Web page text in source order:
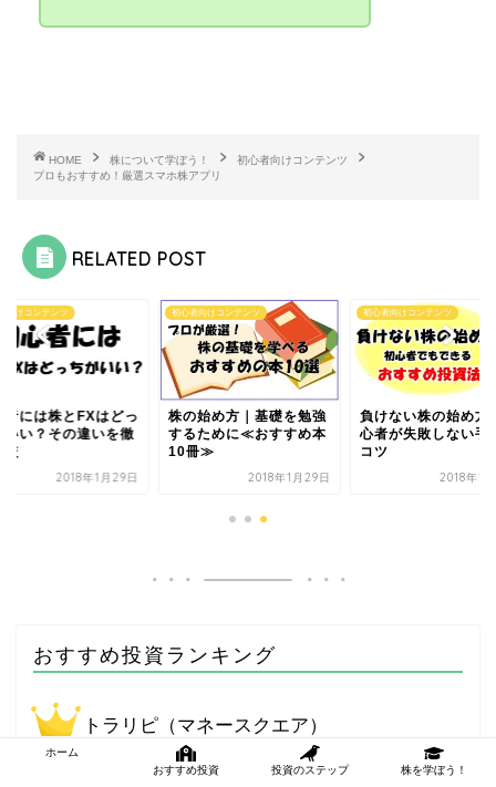
HOME 株について学ぼう！
初心者向けコンテンツ
プロもおすすめ！厳選スマホ株アプリ
RELATED POST
向けコンテンツ
者には株とFXはどっ
いい？その違いを徹
較
2018年1月29日
初心者向けコンテンツ
株の始め方｜基礎を勉強
するために≪おすすめ本
10冊≫
2018年1月29日
初心者向けコンテンツ
負けない株の始め方
心者が失敗しない手
コツ
2018年1
おすすめ投資ランキング
トラリピ（マネースクエア）
ホーム
おすすめ投資
投資のステップ 株を学ぼう！